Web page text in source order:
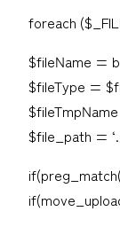
foreach
$fileName =
$fileType =
$file_path =